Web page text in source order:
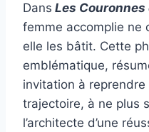
Dans Les Couronnes
femme accomplie ne
elle les bâtit. Cette
emblématique,
invitation à reprendre
trajectoire, à ne plus
l’architecte d’une